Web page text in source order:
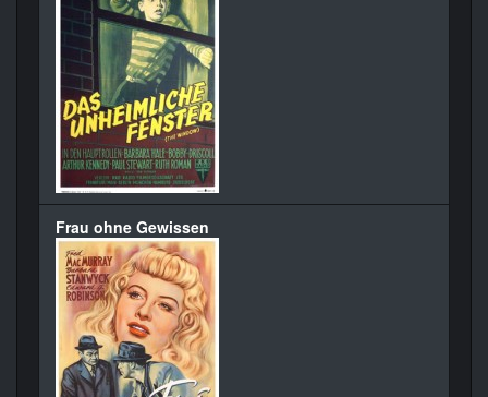
Frau ohne Gewissen